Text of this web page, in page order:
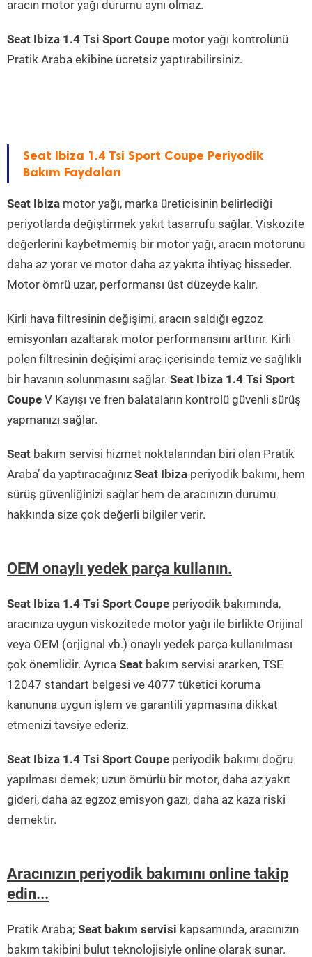
aracın motor yağı durumu aynı olmaz.
Seat Ibiza 1.4 Tsi Sport Coupe motor yağı kontrolünü
Pratik Araba ekibine ücretsiz yaptırabilirsiniz.
Seat Ibiza 1.4 Tsi Sport Coupe Periyodik
Bakım Faydaları
Seat Ibiza motor yağı, marka üreticisinin belirlediği
periyotlarda değiştirmek yakıt tasarrufu sağlar. Viskozite
değerlerini kaybetmemiş bir motor yağı, aracın motorunu
daha az yorar ve motor daha az yakıta ihtiyaç hisseder.
Motor ömrü uzar, performansı üst düzeyde kalır.
Kirli hava filtresinin değişimi, aracın saldığı egzoz
emisyonları azaltarak motor performansını arttırır. Kirli
polen filtresinin değişimi araç içerisinde temiz ve sağlıklı
bir havanın solunmasını sağlar. Seat Ibiza 1.4 Tsi Sport
Coupe V Kayışı ve fren balataların kontrolü güvenli sürüş
yapmanızı sağlar.
Seat bakım servisi hizmet noktalarından biri olan Pratik
Araba’ da yaptıracağınız Seat Ibiza periyodik bakımı, hem
sürüş güvenliğinizi sağlar hem de aracınızın durumu
hakkında size çok değerli bilgiler verir.
OEM onaylı yedek parça kullanın.
Seat Ibiza 1.4 Tsi Sport Coupe periyodik bakımında,
aracınıza uygun viskozitede motor yağı ile birlikte Orijinal
veya OEM (orjignal vb.) onaylı yedek parça kullanılması
çok önemlidir. Ayrıca Seat bakım servisi ararken, TSE
12047 standart belgesi ve 4077 tüketici koruma
kanununa uygun işlem ve garantili yapmasına dikkat
etmenizi tavsiye ederiz.
Seat Ibiza 1.4 Tsi Sport Coupe periyodik bakımı doğru
yapılması demek; uzun ömürlü bir motor, daha az yakıt
gideri, daha az egzoz emisyon gazı, daha az kaza riski
demektir.
Aracınızın periyodik bakımını online takip
edin...
Pratik Araba; Seat bakım servisi kapsamında, aracınızın
bakım takibini bulut teknolojisiyle online olarak sunar.